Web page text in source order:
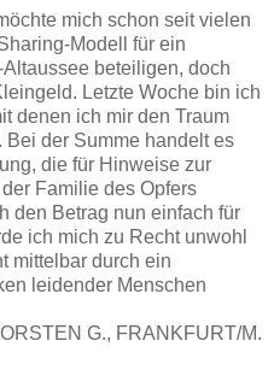
mich schon seit vielen
Modell für ein
beteiligen, doch
Letzte Woche bin ich
denen ich mir den Traum
der Summe handelt es
die für Hinweise zur
Familie des Opfers
den Betrag nun einfach für
ich mich zu Recht unwohl
mittelbar durch ein
leidender Menschen
G., FRANKFURT/M.